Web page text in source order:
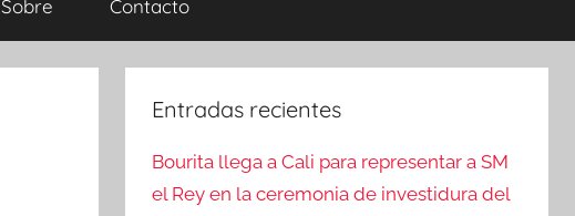
Sobre Contacto
Entradas recientes
Bourita llega a Cali para representar a SM
el Rey en la ceremonia de investidura del